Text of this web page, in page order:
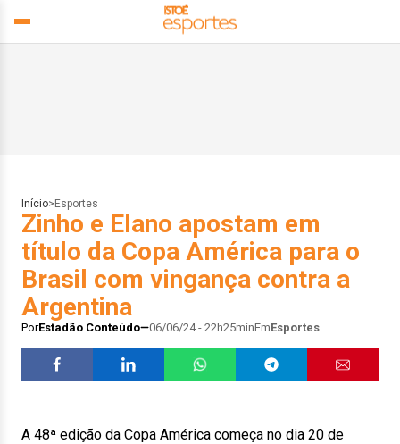
Início> Esportes
Zinho e Elano apostam em
título da Copa América para o
Brasil com vingança contra a
Argentina
PorEstadão Conteúdo 06/06/24 - 22h25minEmEsportes
A 48ª edição da Copa América começa no dia 20 de